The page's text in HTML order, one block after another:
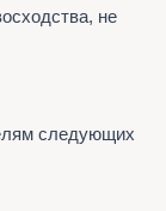
не
следующих